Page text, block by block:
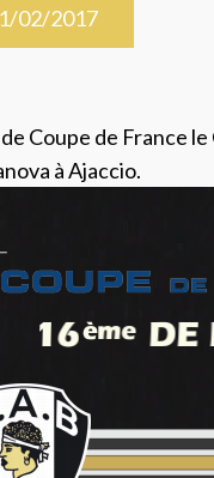
02/2017
Coupe de France
à Ajaccio.